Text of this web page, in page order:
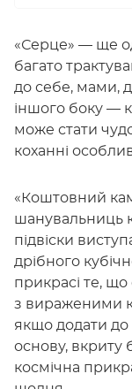
«Серце» — ще
багато
до себе, мами,
іншого боку —
може стати
коханні
«Коштовний
шанувальниць
підвіски
дрібного
прикрасі те, що
з вираженими
якщо додати
основу, вкриту
космічна